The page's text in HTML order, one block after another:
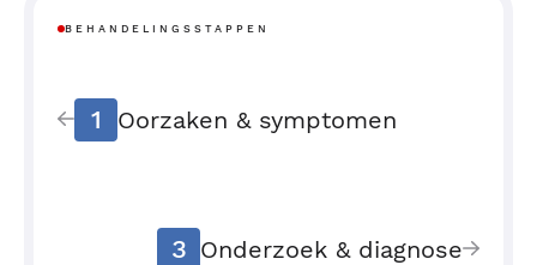
BEHANDELINGSSTAPPEN
1 Oorzaken & symptomen
3 Onderzoek & diagnose